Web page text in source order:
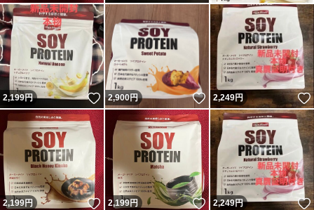
2,199円 いいね！
2,900円 いいね！
2,249円
2,199円 いいね！
2,199円 いいね！
2,249円